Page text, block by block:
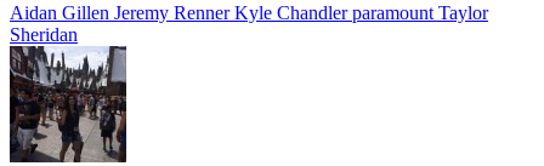
Aidan Gillen Jeremy RennerKyle Chandlerparamount Taylor
Sheridan